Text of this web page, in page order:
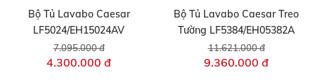
Bộ Tủ Lavabo Caesar
LF5024/EH15024AV
7.095.000 đ
4.300.000 đ
Bộ Tủ Lavabo Caesar Treo
Tường LF5384/EH05382A
11.621.000 đ
9.360.000 đ